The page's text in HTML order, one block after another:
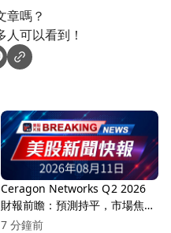
章嗎？
可以看到！
Ceragon Networks Q2 2026
財報前瞻：預測持平，市場焦點
集中於營收增長
7 分鐘前